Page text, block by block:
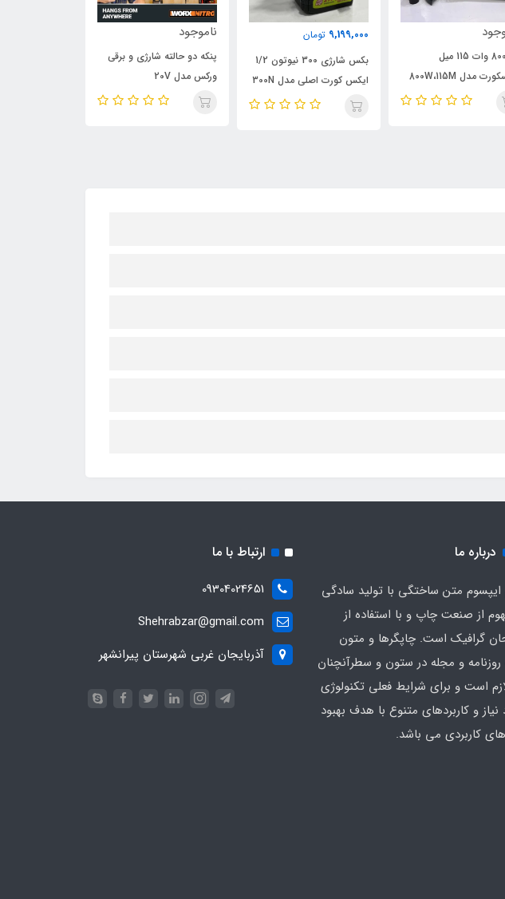
فرز 800 وات 115 میل
ایکسکورت مدل 800W،115M
9,199,000 تومان
بکس شارژی 300 نیوتون 1/2
ایکس کورت اصلی مدل 300N
ناموجود
پنکه دو حالته شارژی و برقی
ورکس مدل 20V
درباره ما
ایپسوم متن ساختگی با تولید سادگی
از صنعت چاپ و با استفاده از
گرافیک است. چاپگرها و متون
روزنامه و مجله در ستون و سطرآنچنان
است و برای شرایط فعلی تکنولوژی
نیاز و کاربردهای متنوع با هدف بهبود
کاربردی می باشد.
ارتباط با ما
09304024651
Shehrabzar@gmail.com
آذربایجان غربی شهرستان پیرانشهر